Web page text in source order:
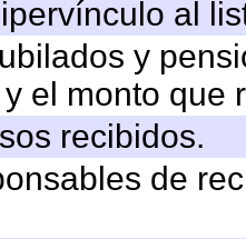
al
y
el monto que
recibidos.
de